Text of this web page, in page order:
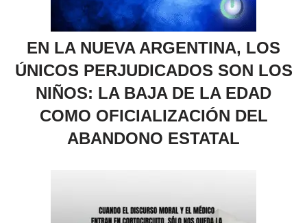
EN LA NUEVA ARGENTINA, LOS
ÚNICOS PERJUDICADOS SON LOS
NIÑOS: LA BAJA DE LA EDAD
COMO OFICIALIZACIÓN DEL
ABANDONO ESTATAL